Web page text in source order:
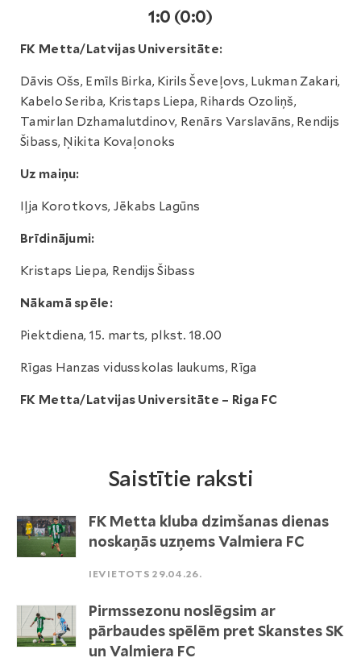
1:0 (0:0)
FK Metta/Latvijas Universitāte:
Dāvis Ošs, Emīls Birka, Kirils Ševeļovs, Lukman Zakari,
Kabelo Seriba, Kristaps Liepa, Rihards Ozoliņš,
Tamirlan Dzhamalutdinov, Renārs Varslavāns, Rendijs
Šibass, Ņikita Kovaļonoks
Uz maiņu:
Iļja Korotkovs, Jēkabs Lagūns
Brīdinājumi:
Kristaps Liepa, Rendijs Šibass
Nākamā spēle:
Piektdiena, 15. marts, plkst. 18.00
Rīgas Hanzas vidusskolas laukums, Rīga
FK Metta/Latvijas Universitāte – Riga FC
Saistītie raksti
FK Metta kluba dzimšanas dienas
noskaņās uzņems Valmiera FC
IEVIETOTS 29.04.26.
Pirmssezonu noslēgsim ar
pārbaudes spēlēm pret Skanstes SK
un Valmiera FC